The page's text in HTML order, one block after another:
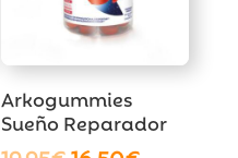
Arkogummies
Sueño Reparador